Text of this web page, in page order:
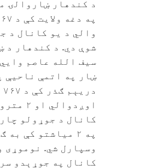
د کندهار ښاروالۍ
والي د یو کانال د
شوې دي. د کندهار د
سیف الله عاصم
ښار په اتمې ناحیې
کانال د جوړولو
په ۲ میاشتو کې
وسپارل شي. نوموړی
کانال په جوړېدو